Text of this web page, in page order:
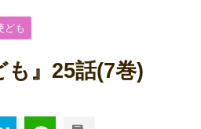
ども
も』25話(7巻)